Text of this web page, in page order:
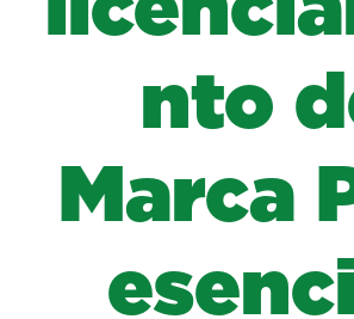
nto
Marca